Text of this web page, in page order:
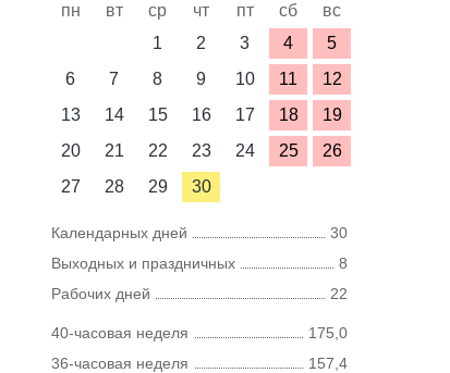
пн вт ср чт пт сб
вс
1
2 3 4
5
6
7 8 9 10 11
12
13
14 15 16 17 18
19
20
21 22 23 24 25
26
27
28 29 30
Календарных дней
30
Выходных и праздничных
8
Рабочих дней
22
40-часовая неделя
175,0
36-часовая неделя
157,4